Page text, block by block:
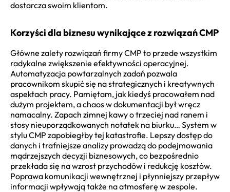
dostarcza swoim klientom.
Korzyści dla biznesu wynikające z rozwiązań CMP
Główne zalety rozwiązań firmy CMP to przede wszystkim
radykalne zwiększenie efektywności operacyjnej.
Automatyzacja powtarzalnych zadań pozwala
pracownikom skupić się na strategicznych i kreatywnych
aspektach pracy. Pamiętam, jak kiedyś pracowałem nad
dużym projektem, a chaos w dokumentacji był wręcz
namacalny. Zapach zimnej kawy o trzeciej nad ranem i
stosy nieuporządkowanych notatek na biurku… System w
stylu CMP zapobiegłby tej katastrofie. Lepszy dostęp do
danych i trafniejsze analizy prowadzą do podejmowania
mądrzejszych decyzji biznesowych, co bezpośrednio
przekłada się na wzrost przychodów i redukcję kosztów.
Poprawa komunikacji wewnętrznej i płynniejszy przepływ
informacji wpływają także na atmosferę w zespole.